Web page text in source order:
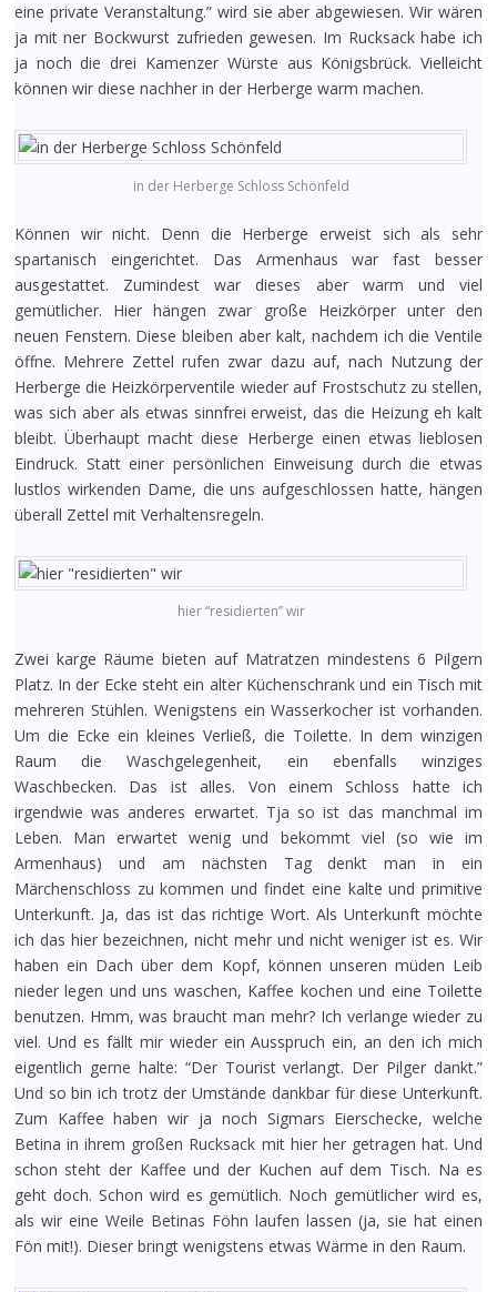
eine private Veranstaltung.” wird sie aber abgewiesen. Wir wären
ja mit ner Bockwurst zufrieden gewesen. Im Rucksack habe ich
ja noch die drei Kamenzer Würste aus Königsbrück. Vielleicht
können wir diese nachher in der Herberge warm machen.
in der Herberge Schloss Schönfeld
Können wir nicht. Denn die Herberge erweist sich als sehr
spartanisch eingerichtet. Das Armenhaus war fast besser
ausgestattet. Zumindest war dieses aber warm und viel
gemütlicher. Hier hängen zwar große Heizkörper unter den
neuen Fenstern. Diese bleiben aber kalt, nachdem ich die Ventile
öffne. Mehrere Zettel rufen zwar dazu auf, nach Nutzung der
Herberge die Heizkörperventile wieder auf Frostschutz zu stellen,
was sich aber als etwas sinnfrei erweist, das die Heizung eh kalt
bleibt. Überhaupt macht diese Herberge einen etwas lieblosen
Eindruck. Statt einer persönlichen Einweisung durch die etwas
lustlos wirkenden Dame, die uns aufgeschlossen hatte, hängen
überall Zettel mit Verhaltensregeln.
hier “residierten” wir
Zwei karge Räume bieten auf Matratzen mindestens 6 Pilgern
Platz. In der Ecke steht ein alter Küchenschrank und ein Tisch mit
mehreren Stühlen. Wenigstens ein Wasserkocher ist vorhanden.
Um die Ecke ein kleines Verließ, die Toilette. In dem winzigen
Raum die Waschgelegenheit, ein ebenfalls winziges
Waschbecken. Das ist alles. Von einem Schloss hatte ich
irgendwie was anderes erwartet. Tja so ist das manchmal im
Leben. Man erwartet wenig und bekommt viel (so wie im
Armenhaus) und am nächsten Tag denkt man in ein
Märchenschloss zu kommen und findet eine kalte und primitive
Unterkunft. Ja, das ist das richtige Wort. Als Unterkunft möchte
ich das hier bezeichnen, nicht mehr und nicht weniger ist es. Wir
haben ein Dach über dem Kopf, können unseren müden Leib
nieder legen und uns waschen, Kaffee kochen und eine Toilette
benutzen. Hmm, was braucht man mehr? Ich verlange wieder zu
viel. Und es fällt mir wieder ein Ausspruch ein, an den ich mich
eigentlich gerne halte: “Der Tourist verlangt. Der Pilger dankt.”
Und so bin ich trotz der Umstände dankbar für diese Unterkunft.
Zum Kaffee haben wir ja noch Sigmars Eierschecke, welche
Betina in ihrem großen Rucksack mit hier her getragen hat. Und
schon steht der Kaffee und der Kuchen auf dem Tisch. Na es
geht doch. Schon wird es gemütlich. Noch gemütlicher wird es,
als wir eine Weile Betinas Föhn laufen lassen (ja, sie hat einen
Fön mit!). Dieser bringt wenigstens etwas Wärme in den Raum.